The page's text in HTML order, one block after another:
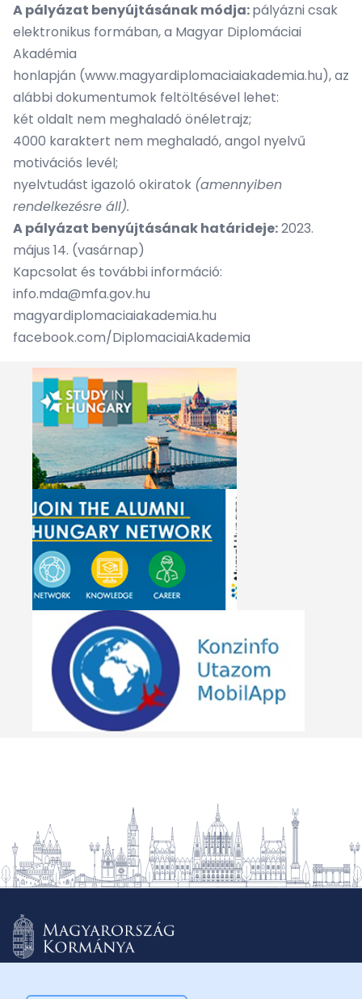
A pályázat benyújtásának módja:pályázni csak
elektronikus formában, a Magyar Diplomáciai
Akadémia
honlapján (www.magyardiplomaciaiakademia.hu), az
alábbi dokumentumok feltöltésével lehet:
két oldalt nem meghaladó önéletrajz;
4000 karaktert nem meghaladó, angol nyelvű
motivációs levél;
nyelvtudást igazoló okiratok (amennyiben
rendelkezésre áll).
A pályázat benyújtásának határideje:2023.
május 14. (vasárnap)
Kapcsolat és további információ:
info.mda@mfa.gov.hu
magyardiplomaciaiakademia.hu
facebook.com/DiplomaciaiAkademia